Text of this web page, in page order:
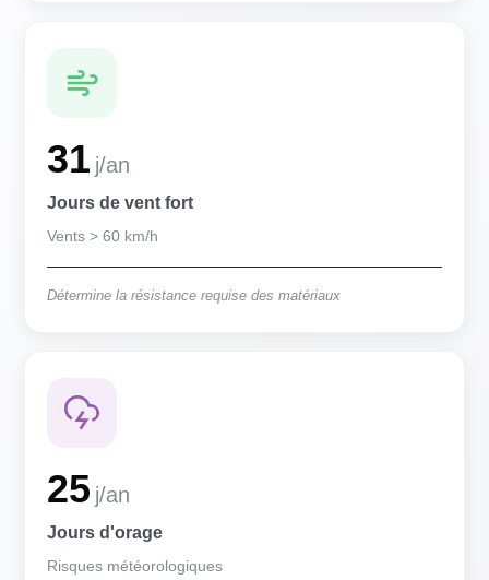
31 j/an
Jours de vent fort
Vents > 60 km/h
Détermine la résistance requise des matériaux
25 j/an
Jours d'orage
Risques météorologiques